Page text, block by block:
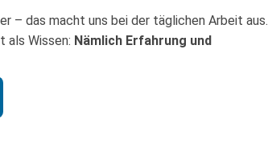
– das macht uns bei der täglichen Arbeit aus.
als Wissen: Nämlich Erfahrung und